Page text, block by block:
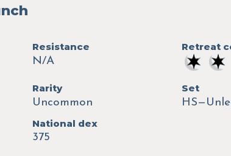
Resistance
N/A
Retreat
Rarity
Uncommon
Set
National dex
375